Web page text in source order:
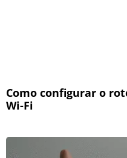
Como configurar o
Wi-Fi